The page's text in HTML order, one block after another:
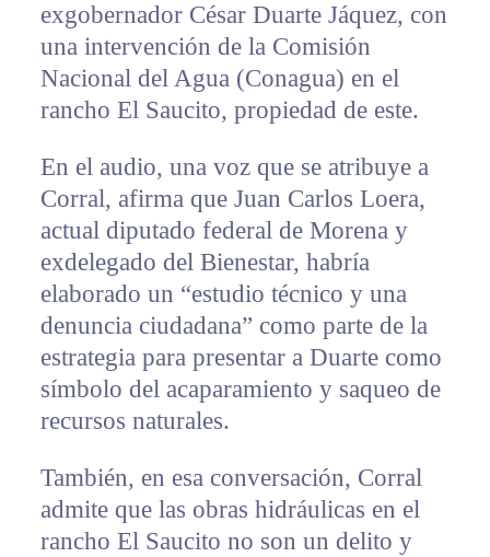
exgobernador César Duarte Jáquez, con
una intervención de la Comisión
Nacional del Agua (Conagua) en el
rancho El Saucito, propiedad de este.
En el audio, una voz que se atribuye a
Corral, afirma que Juan Carlos Loera,
actual diputado federal de Morena y
exdelegado del Bienestar, habría
elaborado un “estudio técnico y una
denuncia ciudadana” como parte de la
estrategia para presentar a Duarte como
símbolo del acaparamiento y saqueo de
recursos naturales.
También, en esa conversación, Corral
admite que las obras hidráulicas en el
rancho El Saucito no son un delito y